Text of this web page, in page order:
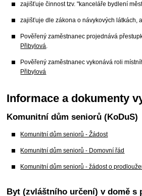
zajišťuje činnost tzv. "kanceláře bydlení
zajišťuje dle zákona o návykových látkách,
Pověřený zaměstnanec projednává
Přibylová.
Pověřený zaměstnanec vykonává roli
Přibylová
Informace a dokumenty
Komunitní dům seniorů (KoDuS)
Komunitní dům seniorů - Žádost
Komunitní dům seniorů - Domovní řád
Komunitní dům seniorů - žádost o
Byt (zvláštního určení) v domě s